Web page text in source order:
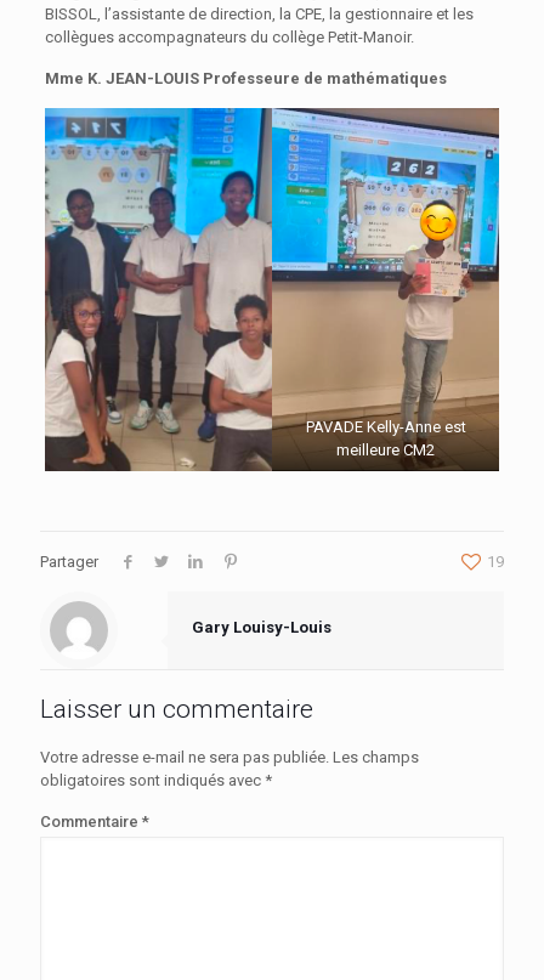
BISSOL, l’assistante de direction, la CPE, la gestionnaire et les
collègues accompagnateurs du collège Petit-Manoir.
Mme K. JEAN-LOUIS Professeure de mathématiques
PAVADE Kelly-Anne est
meilleure CM2
Partager 19
Gary Louisy-Louis
Laisser un commentaire
Votre adresse e-mail ne sera pas publiée. Les champs
obligatoires sont indiqués avec *
Commentaire *